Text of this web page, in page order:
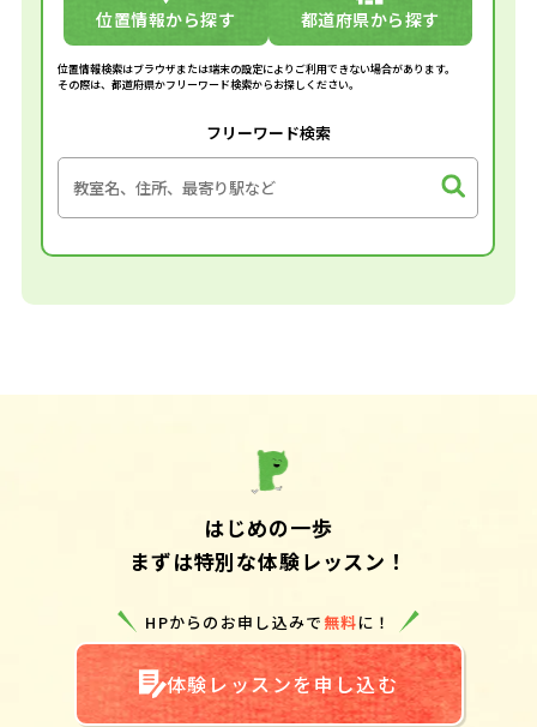
位置情報から探す 都道府県から探す
位置情報検索はブラウザまたは端末の設定によりご利用できない場合があります。
その際は、都道府県かフリーワード検索からお探しください。
フリーワード検索
はじめの一歩
まずは特別な体験レッスン！
HPからのお申し込みで無料に！
体験レッスンを申し込む